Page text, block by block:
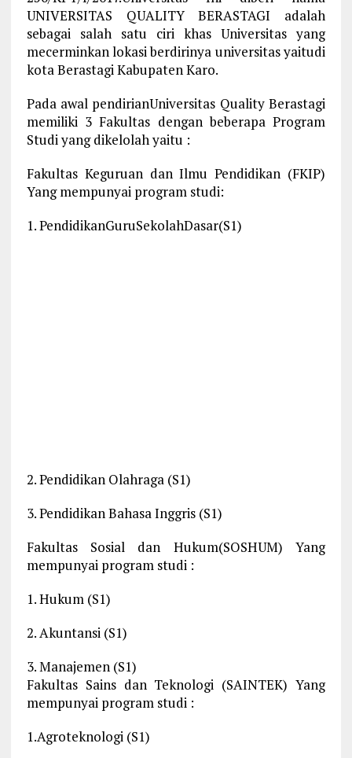
UNIVERSITAS QUALITY BERASTAGI adalah
sebagai salah satu ciri khas Universitas yang
mecerminkan lokasi berdirinya universitas yaitudi
kota Berastagi Kabupaten Karo.
Pada awal pendirianUniversitas Quality Berastagi
memiliki 3 Fakultas dengan beberapa Program
Studi yang dikelolah yaitu :
Fakultas Keguruan dan Ilmu Pendidikan (FKIP)
Yang mempunyai program studi:
1. PendidikanGuruSekolahDasar(S1)
2. Pendidikan Olahraga (S1)
3. Pendidikan Bahasa Inggris (S1)
Fakultas Sosial dan Hukum(SOSHUM) Yang
mempunyai program studi :
1. Hukum (S1)
2. Akuntansi (S1)
3. Manajemen (S1)
Fakultas Sains dan Teknologi (SAINTEK) Yang
mempunyai program studi :
1.Agroteknologi (S1)